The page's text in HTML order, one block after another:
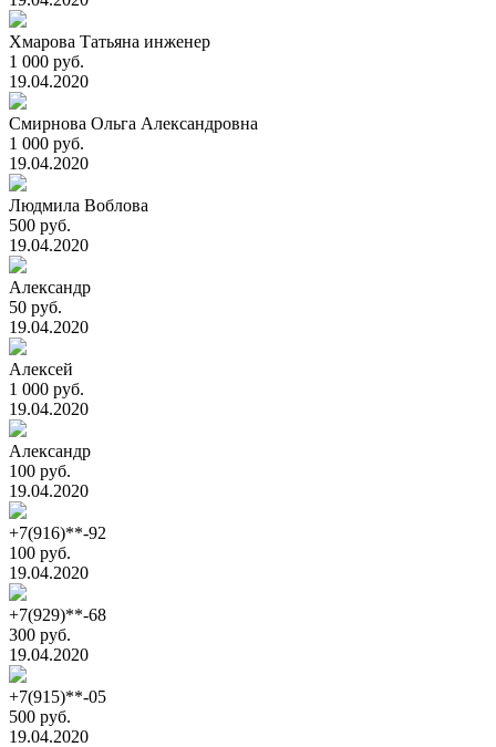
Хмарова Татьяна инженер
1 000 руб.
19.04.2020
Смирнова Ольга Александровна
1 000 руб.
19.04.2020
Людмила Воблова
500 руб.
19.04.2020
Александр
50 руб.
19.04.2020
Алексей
1 000 руб.
19.04.2020
Александр
100 руб.
19.04.2020
+7(916)**-92
100 руб.
19.04.2020
+7(929)**-68
300 руб.
19.04.2020
+7(915)**-05
500 руб.
19.04.2020